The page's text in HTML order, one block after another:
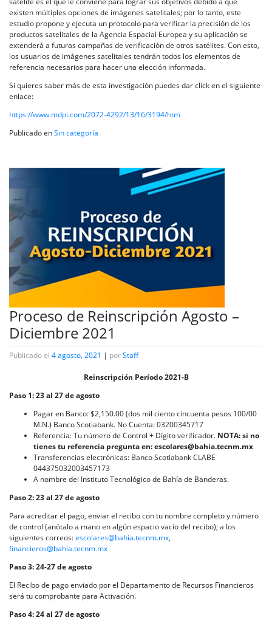
existen múltiples opciones de imágenes satelitales; por lo tanto, este
estudio propone y ejecuta un protocolo para verificar la precisión de los
productos satelitales de la Agencia Espacial Europea y su aplicación se
extenderá a futuras campañas de verificación de otros satélites. Con esto,
los usuarios de imágenes satelitales tendrán todos los elementos de
referencia necesarios para hacer una elección informada.
Si quieres saber más de esta investigación puedes dar click en el siguiente
enlace:
https://www.mdpi.com/2072-4292/13/16/3194/htm
Publicado enSin categoría
Proceso de Reinscripción Agosto –
Diciembre 2021
Publicado el 4 agosto, 2021 | porStaff
Reinscripción Período 2021-B
Paso 1: 23 al 27 de agosto
Pagar en Banco: $2,150.00 (dos mil ciento cincuenta pesos 100/00
M.N.) Banco Scotiabank. No Cuenta: 03200345717
Referencia: Tu número de Control + Dígito verificador. NOTA: si no
tienes tu referencia pregunta en: escolares@bahia.tecnm.mx
Transferencias electrónicas: Banco Scotiabank CLABE
044375032003457173
A nombre del Instituto Tecnológico de Bahía de Banderas.
Paso 2:23 al 27 de agosto
Para acreditar el pago, enviar el recibo con tu nombre completo y número
de control (anótalo a mano en algún espacio vacío del recibo); a los
siguientes correos:escolares@bahia.tecnm.mx,
financieros@bahia.tecnm.mx
Paso 3:24-27 de agosto
El Recibo de pago enviado por el Departamento de Recursos Financieros
será tu comprobante para Activación.
Paso 4:24 al 27 de agosto